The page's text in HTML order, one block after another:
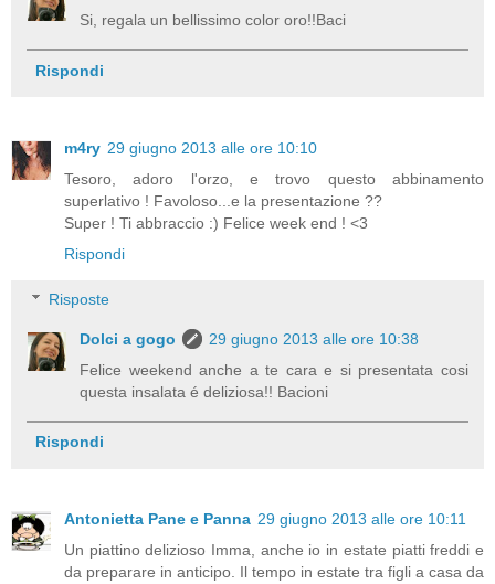
Si, regala un bellissimo color oro!!Baci
Rispondi
m4ry 29 giugno 2013 alle ore 10:10
Tesoro, adoro l'orzo, e trovo questo abbinamento
superlativo ! Favoloso...e la presentazione ??
Super ! Ti abbraccio :) Felice week end ! <3
Rispondi
Risposte
Dolci a gogo
29 giugno 2013 alle ore 10:38
Felice weekend anche a te cara e si presentata cosi
questa insalata é deliziosa!! Bacioni
Rispondi
Antonietta Pane e Panna 29 giugno 2013 alle ore 10:11
Un piattino delizioso Imma, anche io in estate piatti freddi e
da preparare in anticipo. Il tempo in estate tra figli a casa da